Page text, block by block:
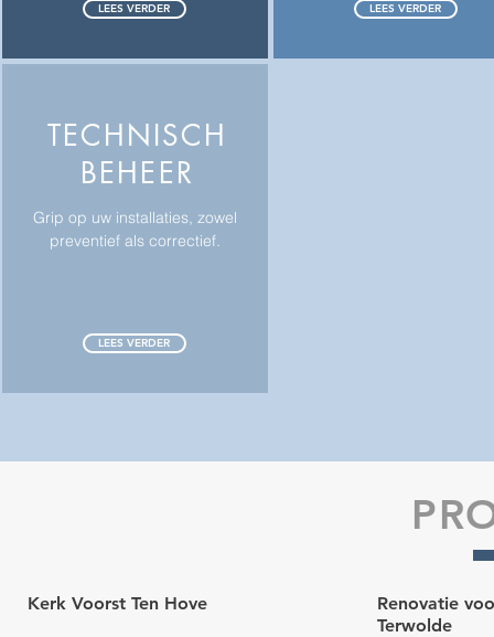
LEES VERDER LEES VERDER
TECHNISCH
BEHEER
Grip op uw installaties, zowel
preventief als correctief.
LEES VERDER
Kerk Voorst Ten Hove
Renovatie
Terwolde